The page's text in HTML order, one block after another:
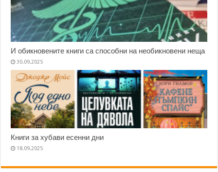
И обикновените книги са способни на необикновени неща
30.09.2025
Книги за хубави есенни дни
18.09.2025